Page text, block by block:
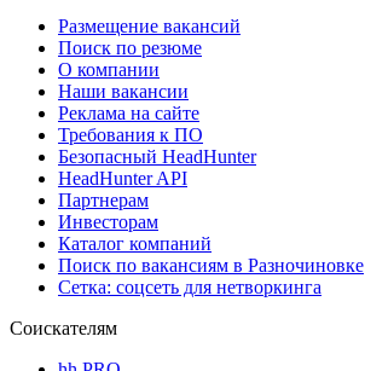
Размещение вакансий
Поиск по резюме
О компании
Наши вакансии
Реклама на сайте
Требования к ПО
Безопасный HeadHunter
HeadHunter API
Партнерам
Инвесторам
Каталог компаний
Поиск по вакансиям в Разночиновке
Сетка: соцсеть для нетворкинга
Соискателям